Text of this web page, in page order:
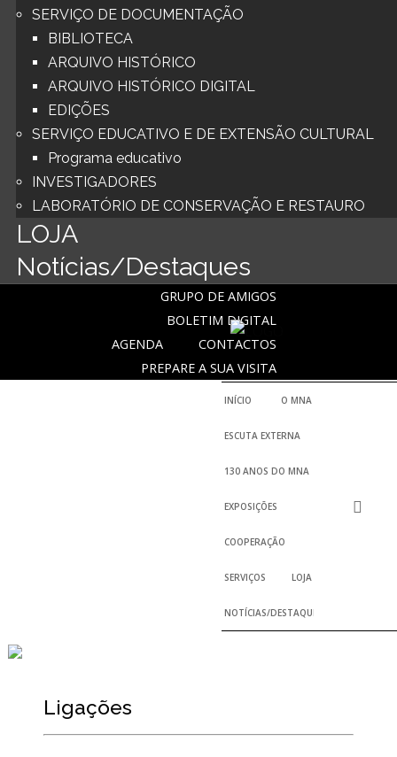
SERVIÇO DE DOCUMENTAÇÃO
BIBLIOTECA
ARQUIVO HISTÓRICO
ARQUIVO HISTÓRICO DIGITAL
EDIÇÕES
SERVIÇO EDUCATIVO E DE EXTENSÃO CULTURAL
Programa educativo
INVESTIGADORES
LABORATÓRIO DE CONSERVAÇÃO E RESTAURO
LOJA
Notícias/Destaques
GRUPO DE AMIGOS
BOLETIM DIGITAL
CONTACTOS
AGENDA
PREPARE A SUA VISITA
INÍCIO O MNA
ESCUTA EXTERNA
130 ANOS DO MNA
EXPOSIÇÕES
COOPERAÇÃO
SERVIÇOS LOJA
NOTÍCIAS/DESTAQUES
Ligações